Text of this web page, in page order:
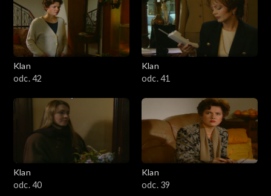
Klan
odc. 42
Klan
odc. 41
Klan
odc. 40
Klan
odc. 39